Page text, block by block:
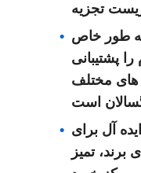
طور خاص
5 کیلوگرم را پشتیبانی
های مختلف
است
آل برای
تمیز